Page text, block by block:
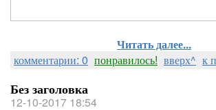
Читать далее...
комментарии: 0 понравилось! вверх^ к
Без заголовка
12-10-2017 18:54